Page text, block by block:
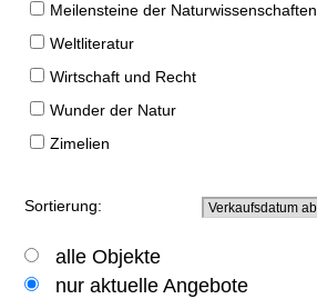
Meilensteine der Naturwissenschaften
Weltliteratur
Wirtschaft und Recht
Wunder der Natur
Zimelien
Sortierung:
alle Objekte
nur aktuelle Angebote